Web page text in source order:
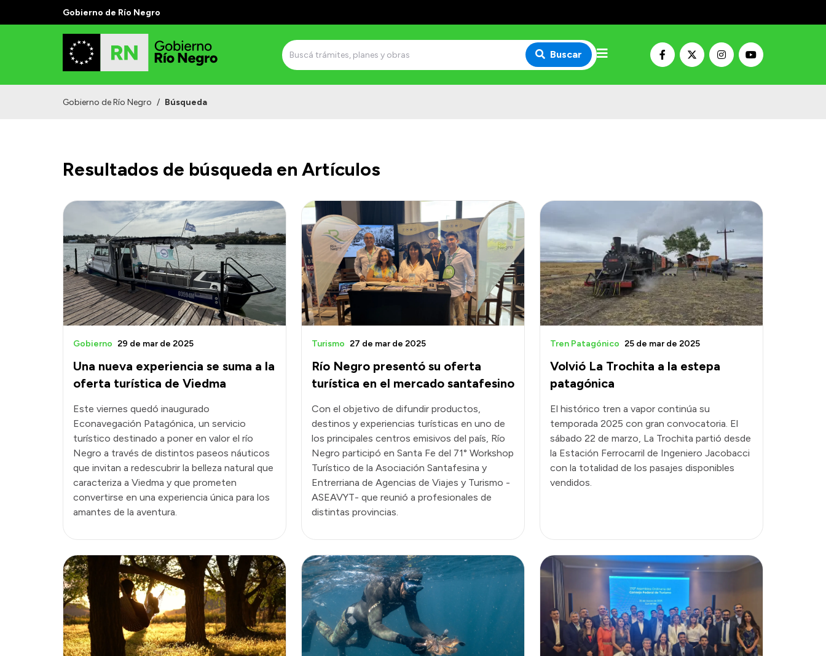
Gobierno de Río Negro
Buscar
Gobierno de Río Negro / Búsqueda
Resultados de búsqueda en Artículos
Una nueva experiencia se suma a la
oferta turística de Viedma
Gobierno 29 de mar de 2025
Este viernes quedó inaugurado
Econavegación Patagónica, un servicio
turístico destinado a poner en valor el río
Negro a través de distintos paseos náuticos
que invitan a redescubrir la belleza natural que
caracteriza a Viedma y que prometen
convertirse en una experiencia única para los
amantes de la aventura.
Río Negro presentó su oferta
turística en el mercado santafesino
Turismo 27 de mar de 2025
Con el objetivo de difundir productos,
destinos y experiencias turísticas en uno de
los principales centros emisivos del país, Río
Negro participó en Santa Fe del 71° Workshop
Turístico de la Asociación Santafesina y
Entrerriana de Agencias de Viajes y Turismo -
ASEAVYT- que reunió a profesionales de
distintas provincias.
Volvió La Trochita a la estepa
patagónica
Tren Patagónico 25 de mar de 2025
El histórico tren a vapor continúa su
temporada 2025 con gran convocatoria. El
sábado 22 de marzo, La Trochita partió desde
la Estación Ferrocarril de Ingeniero Jacobacci
con la totalidad de los pasajes disponibles
vendidos.